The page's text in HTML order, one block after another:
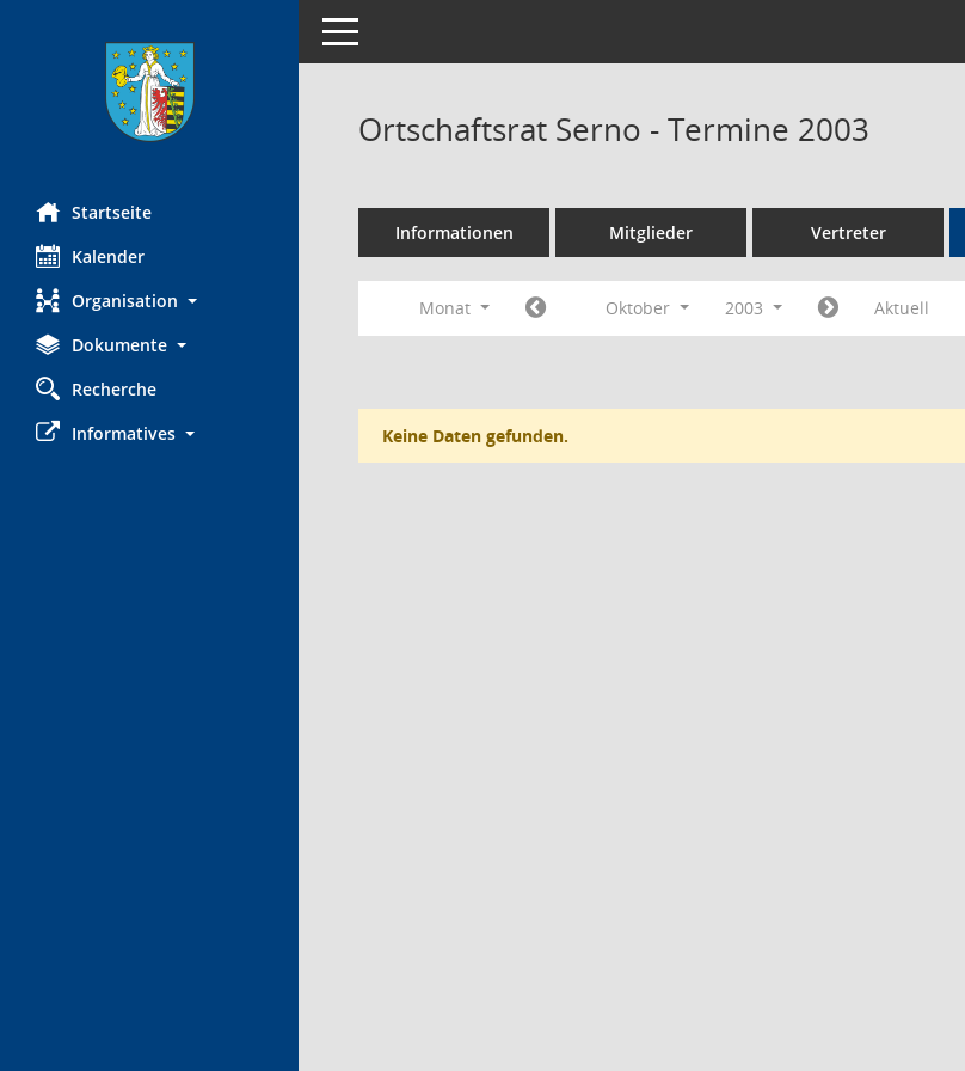
Startseite
Kalender
Organisation
Dokumente
Recherche
Informatives
Toggle navigation
Ortschaftsrat Serno - Termine 2003
Informationen Mitglieder Vertreter
Monat Oktober 2003 Aktuell
Keine Daten gefunden.